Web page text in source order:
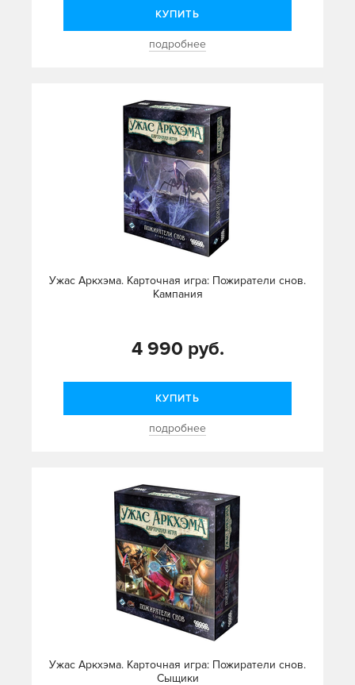
КУПИТЬ
подробнее
Ужас Аркхэма. Карточная игра: Пожиратели снов.
Кампания
4 990 руб.
КУПИТЬ
подробнее
Ужас Аркхэма. Карточная игра: Пожиратели снов.
Сыщики